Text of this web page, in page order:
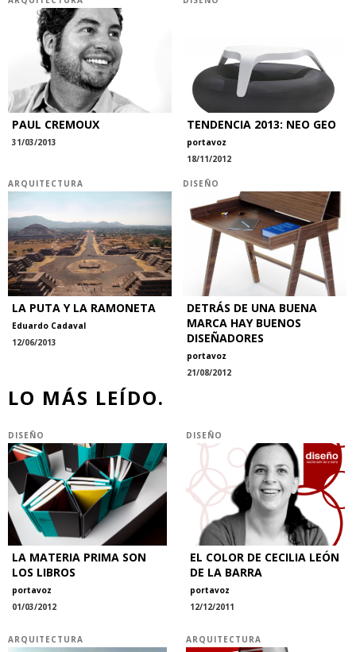
PAUL CREMOUX
31/03/2013
TENDENCIA 2013: NEO GEO
portavoz
18/11/2012
ARQUITECTURA
LA PUTA Y LA RAMONETA
Eduardo Cadaval
12/06/2013
DISEÑO
DETRÁS DE UNA BUENA
MARCA HAY BUENOS
DISEÑADORES
portavoz
21/08/2012
LO MÁS LEÍDO.
DISEÑO
LA MATERIA PRIMA SON
LOS LIBROS
portavoz
01/03/2012
DISEÑO
EL COLOR DE CECILIA LEÓN
DE LA BARRA
portavoz
12/12/2011
ARQUITECTURA ARQUITECTURA